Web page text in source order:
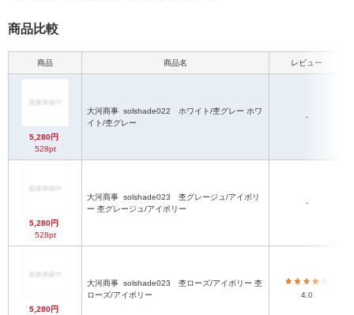
商品比較
商品 商品名 レビュー
5,280円
528pt
大河商事
イト/杢グレー
-
5,280円
528pt
大河商事
ー 杢グレージュ/アイボリー
-
5,280円
大河商事
ローズ/アイボリー
4.0